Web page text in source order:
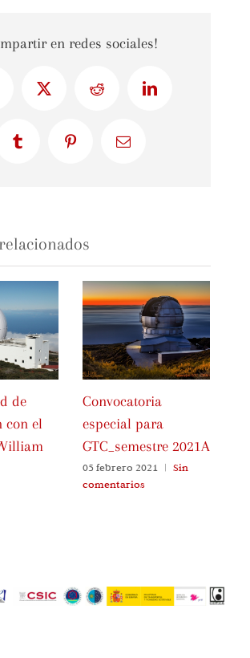
en redes sociales!
X Reddit LinkedIn
Tumblr PinterestCorreo
de
con el
Convocatoria
especial para
GTC_semestre 2021A
05 febrero 2021 | Sin
comentarios